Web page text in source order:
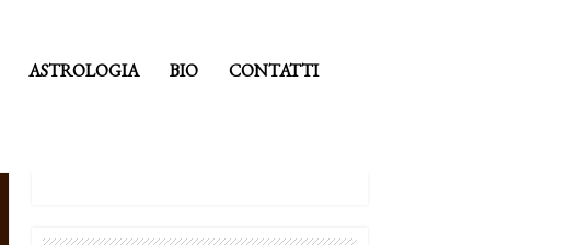
ASTROLOGIA BIO CONTATTI